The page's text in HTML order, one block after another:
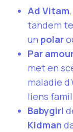
Ad Vitam
tandem
un polar
Par
met en
maladie
liens
Babygirl
Kidman